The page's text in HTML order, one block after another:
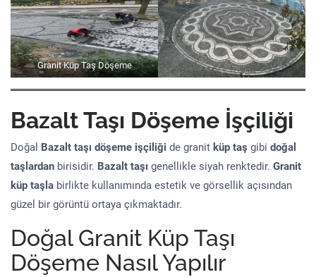
Granit Küp Taş Döşeme
Bazalt Taşı Döşeme İşçiliği
Doğal Bazalt taşı döşeme işçiliği de granit küp taş gibi doğal
taşlardan birisidir. Bazalt taşı genellikle siyah renktedir. Granit
küp taşla birlikte kullanımında estetik ve görsellik açısından
güzel bir görüntü ortaya çıkmaktadır.
Doğal Granit Küp Taşı
Döşeme Nasıl Yapılır